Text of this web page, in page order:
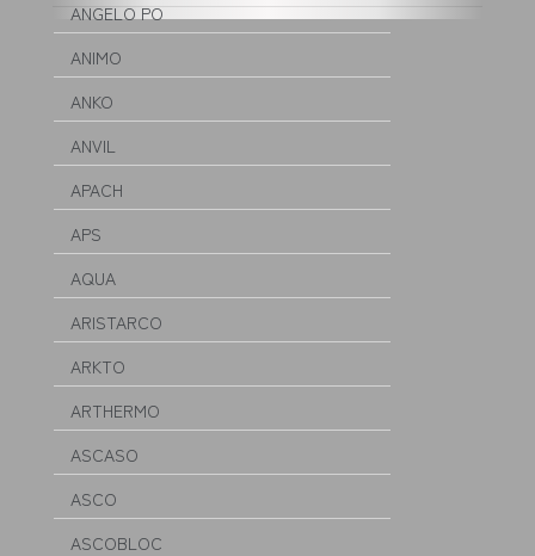
ANGELO PO
ANIMO
ANKO
ANVIL
APACH
APS
AQUA
ARISTARCO
ARKTO
ARTHERMO
ASCASO
ASCO
ASCOBLOC